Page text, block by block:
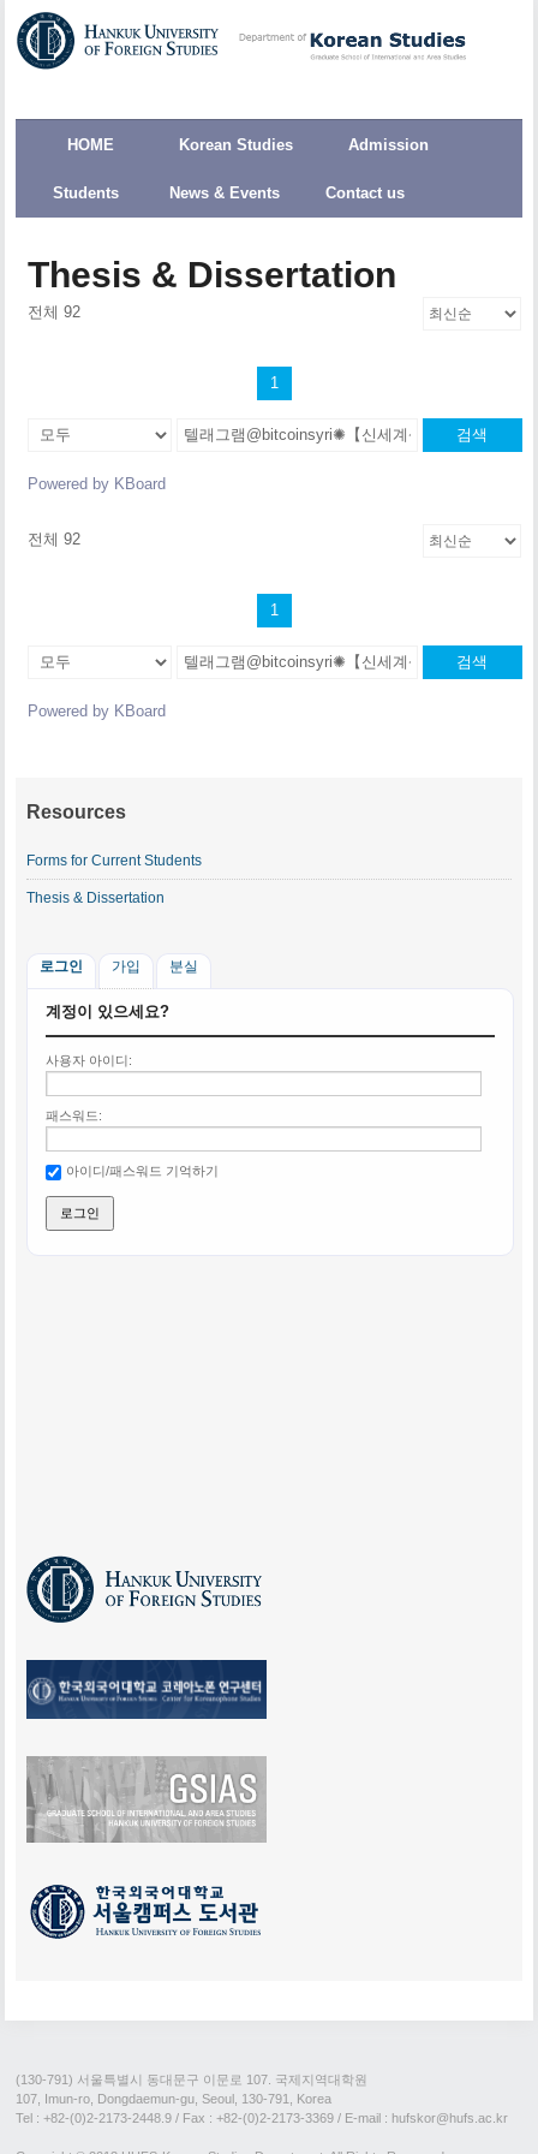
HOME Korean Studies Admission
Students News & Events Contact us
Thesis & Dissertation
전체 92
1
검색
Powered by KBoard
전체 92
1
검색
Powered by KBoard
Resources
Forms for Current Students
Thesis & Dissertation
로그인 가입 분실
계정이 있으세요?
사용자 아이디:
패스워드:
아이디/패스워드 기억하기
(130-791) 서울특별시 동대문구 이문로 107. 국제지역대학원
107, Imun-ro, Dongdaemun-gu, Seoul, 130-791, Korea
Tel : +82-(0)2-2173-2448.9/ Fax : +82-(0)2-2173-3369 / E-mail : hufskor@hufs.ac.kr